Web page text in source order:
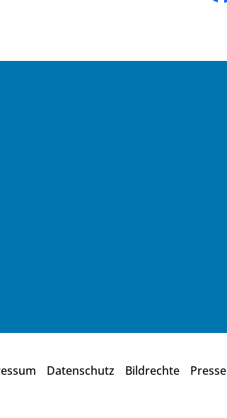
Datenschutz Bildrechte Presse